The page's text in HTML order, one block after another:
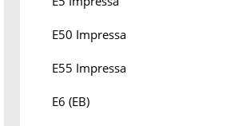
E50 Impressa
E55 Impressa
E6 (EB)